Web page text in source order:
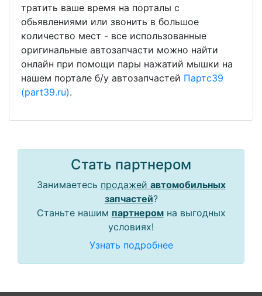
тратить ваше время на порталы с
обьявлениями или звонить в большое
количество мест - все использованные
оригинальные автозапчасти можно найти
онлайн при помощи пары нажатий мышки на
нашем портале б/у автозапчастей Партс39
(part39.ru).
Стать партнером
Занимаетесь продажей автомобильных
запчастей?
Станьте нашим партнеромна выгодных
условиях!
Узнать подробнее